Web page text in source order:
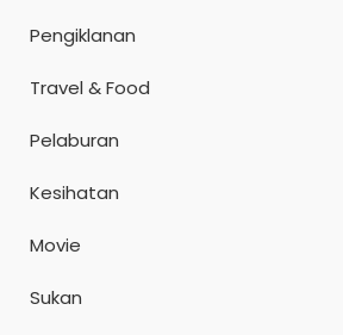
Pengiklanan
Travel & Food
Pelaburan
Kesihatan
Movie
Sukan